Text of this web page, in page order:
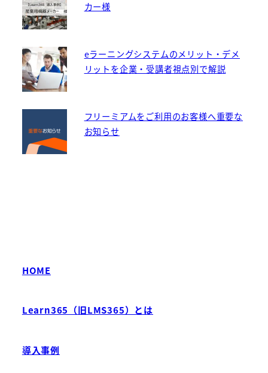
カー様
eラーニングシステムのメリット・デメ
リットを企業・受講者視点別で解説
フリーミアムをご利用のお客様へ重要な
お知らせ
HOME
Learn365（旧LMS365）とは
導入事例